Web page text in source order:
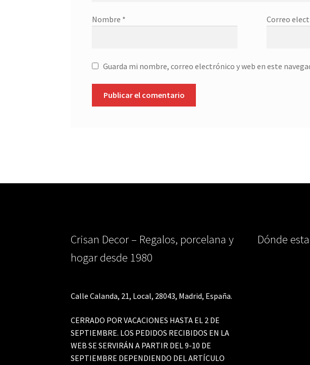
Nombre * Correo
Guarda mi nombre, correo electrónico y web en este
Crisan Decor – Regalos, porcelana y
hogar desde 1980
Calle Calanda, 21, Local, 28043, Madrid, España.
CERRADO POR VACACIONES HASTA EL 2 DE
SEPTIEMBRE. LOS PEDIDOS RECIBIDOS EN LA
WEB SE SERVIRÁN A PARTIR DEL 9-10 DE
SEPTIEMBRE DEPENDIENDO DEL ARTÍCULO
Dónde